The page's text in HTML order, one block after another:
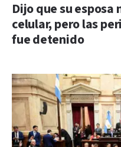
Dijo que su
celular, pero las
fue detenido